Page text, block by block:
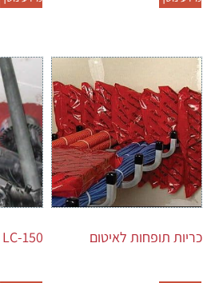
כריות תופחות לאיטום LC-150